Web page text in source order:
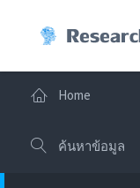
Home
ค้นหาข้อมูล